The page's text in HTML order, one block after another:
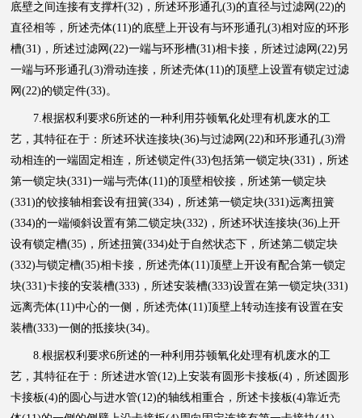
底壁之间连接有支撑杆(32)，所述环形通孔(3)的直径与过滤网(22)的
直径相等，所述壳体(11)的底壁上开设有与环形通孔(3)相对应的环形
槽(31)，所述过滤网(22)一端与环形槽(31)相卡接，所述过滤网(22)另
一端与环形通孔(3)滑动连接，所述壳体(11)的顶壁上设置有锁定过滤
网(22)的锁定件(33)。
7.根据权利要求6所述的一种利用芬顿氧化处理有机废水的工
艺，其特征在于：所述环状连接块(36)与过滤网(22)和环形通孔(3)滑
动相连的一端固定相连，所述锁定件(33)包括第一锁定块(331)，所述
第一锁定块(331)一端与壳体(11)的顶壁相铰接，所述第一锁定块
(331)的铰接轴相套设有扭簧(334)，所述第一锁定块(331)远离扭簧
(334)的一端倾斜设置有第二锁定块(332)，所述环状连接块(36)上开
设有锁定槽(35)，所述扭簧(334)处于自然状态下，所述第二锁定块
(332)与锁定槽(35)相卡接，所述壳体(11)顶壁上开设有配合第一锁定
块(331)卡接的安装槽(333)，所述安装槽(333)设置在第一锁定块(331)
远离壳体(11)中心的一侧，所述壳体(11)顶壁上转动连接有设置在安
装槽(333)一侧的抵接块(34)。
8.根据权利要求6所述的一种利用芬顿氧化处理有机废水的工
艺，其特征在于：所述进水管(12)上安装有圆形卡接板(4)，所述圆形
卡接板(4)的圆心与进水管(12)的轴线相重合，所述卡接板(4)靠近壳